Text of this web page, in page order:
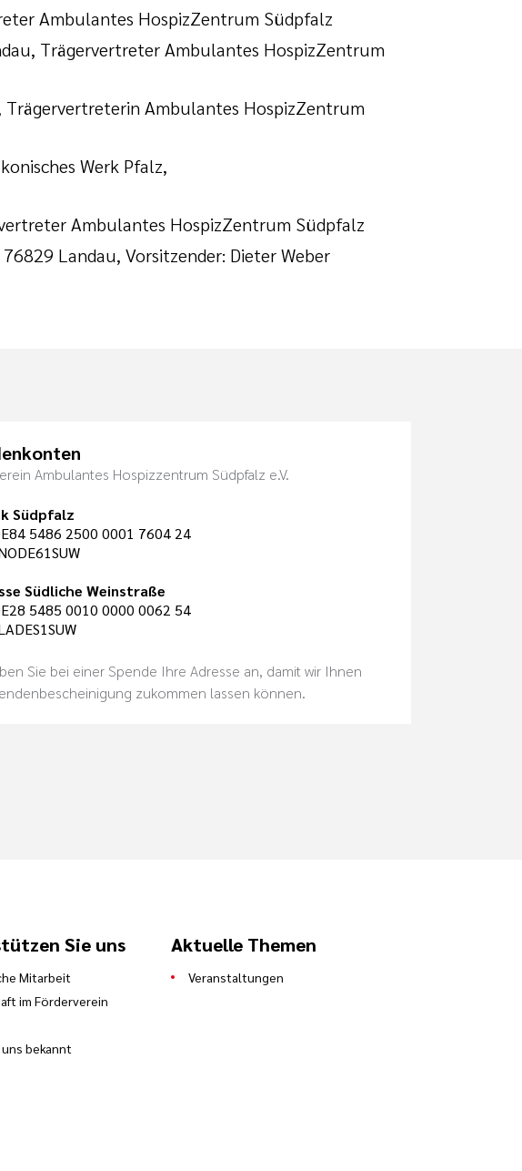
Ambulantes HospizZentrum Südpfalz
Trägervertreter Ambulantes HospizZentrum
Trägervertreterin Ambulantes HospizZentrum
Werk Pfalz,
Ambulantes HospizZentrum Südpfalz
Landau, Vorsitzender: Dieter Weber
Ambulantes Hospizzentrum Südpfalz e.V.
Südpfalz
5486 2500 0001 7604 24
Südliche Weinstraße
5485 0010 0000 0062 54
Sie bei einer Spende Ihre Adresse an, damit wir Ihnen
zukommen lassen können.
Sie uns
Mitarbeit
im Förderverein
bekannt
Aktuelle Themen
Veranstaltungen